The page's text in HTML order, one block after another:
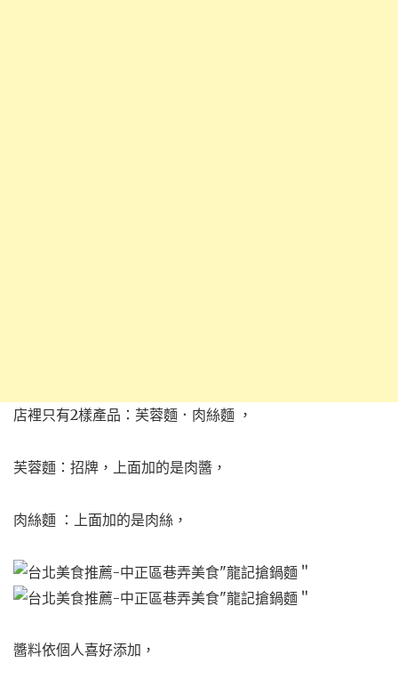
店裡只有2樣產品：芙蓉麵．肉絲麵 ，
芙蓉麵：招牌，上面加的是肉醬，
肉絲麵 ：上面加的是肉絲，
醬料依個人喜好添加，